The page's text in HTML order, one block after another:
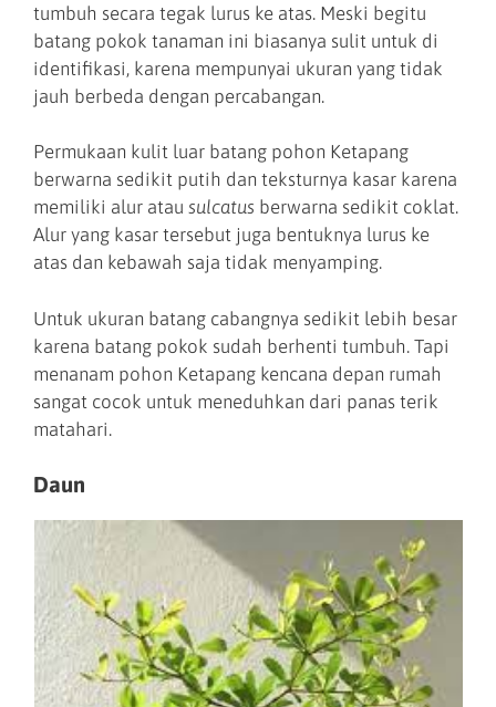
tumbuh secara tegak lurus ke atas. Meski begitu
batang pokok tanaman ini biasanya sulit untuk di
identifikasi, karena mempunyai ukuran yang tidak
jauh berbeda dengan percabangan.
Permukaan kulit luar batang pohon Ketapang
berwarna sedikit putih dan teksturnya kasar karena
memiliki alur atau sulcatus berwarna sedikit coklat.
Alur yang kasar tersebut juga bentuknya lurus ke
atas dan kebawah saja tidak menyamping.
Untuk ukuran batang cabangnya sedikit lebih besar
karena batang pokok sudah berhenti tumbuh. Tapi
menanam pohon Ketapang kencana depan rumah
sangat cocok untuk meneduhkan dari panas terik
matahari.
Daun